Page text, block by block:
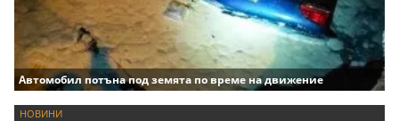
Автомобил потъна под земята по време на движение
НОВИНИ